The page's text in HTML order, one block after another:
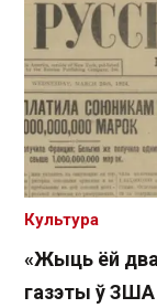
«Жыць ёй два
газэты ў ЗША
Культура